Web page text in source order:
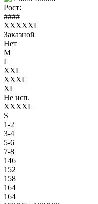
Рост:
####
XXXXXL
Заказной
Нет
M
L
XXL
XXXL
XL
Не исп.
XXXXL
S
1-2
3-4
5-6
7-8
146
152
158
164
164